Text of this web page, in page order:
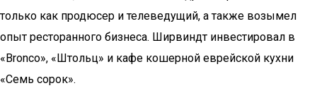
только как продюсер и телеведущий, а также возымел
опыт ресторанного бизнеса. Ширвиндт инвестировал в
«Bronco», «Штольц» и кафе кошерной еврейской кухни
«Семь сорок».